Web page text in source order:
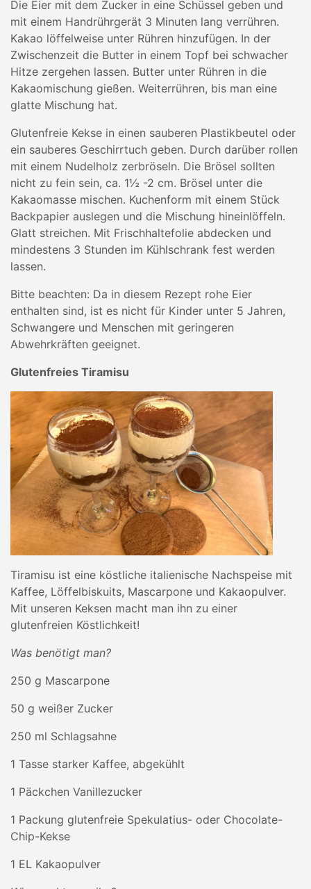
Die Eier mit dem Zucker in eine Schüssel geben und
mit einem Handrührgerät 3 Minuten lang verrühren.
Kakao löffelweise unter Rühren hinzufügen. In der
Zwischenzeit die Butter in einem Topf bei schwacher
Hitze zergehen lassen. Butter unter Rühren in die
Kakaomischung gießen. Weiterrühren, bis man eine
glatte Mischung hat.
Glutenfreie Kekse in einen sauberen Plastikbeutel oder
ein sauberes Geschirrtuch geben. Durch darüber rollen
mit einem Nudelholz zerbröseln. Die Brösel sollten
nicht zu fein sein, ca. 1½ -2 cm. Brösel unter die
Kakaomasse mischen. Kuchenform mit einem Stück
Backpapier auslegen und die Mischung hineinlöffeln.
Glatt streichen. Mit Frischhaltefolie abdecken und
mindestens 3 Stunden im Kühlschrank fest werden
lassen.
Bitte beachten: Da in diesem Rezept rohe Eier
enthalten sind, ist es nicht für Kinder unter 5 Jahren,
Schwangere und Menschen mit geringeren
Abwehrkräften geeignet.
Glutenfreies Tiramisu
Tiramisu ist eine köstliche italienische Nachspeise mit
Kaffee, Löffelbiskuits, Mascarpone und Kakaopulver.
Mit unseren Keksen macht man ihn zu einer
glutenfreien Köstlichkeit!
Was benötigt man?
250 g Mascarpone
50 g weißer Zucker
250 ml Schlagsahne
1 Tasse starker Kaffee, abgekühlt
1 Päckchen Vanillezucker
1 Packung glutenfreie Spekulatius- oder Chocolate-
Chip-Kekse
1 EL Kakaopulver